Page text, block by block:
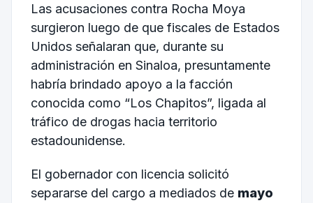
Las acusaciones contra Rocha Moya
surgieron luego de que fiscales de Estados
Unidos señalaran que, durante su
administración en Sinaloa, presuntamente
habría brindado apoyo a la facción
conocida como “Los Chapitos”, ligada al
tráfico de drogas hacia territorio
estadounidense.
El gobernador con licencia solicitó
separarse del cargo a mediados de mayo